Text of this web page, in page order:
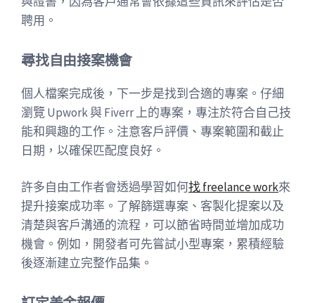
聘用。
尋找自由接案機會
個人檔案完成後，下一步是找到合適的專案。仔細
瀏覽 Upwork 與 Fiverr 上的專案，專注於符合自己技
能和興趣的工作。注意客戶評價、專案範圍和截止
日期，以確保匹配度良好。
許多自由工作者會透過學習如何找 freelance work來
提升接案成功率。了解篩選專案、客製化提案以及
清楚與客戶溝通的流程，可以節省時間並增加成功
機會。例如，開發者可先嘗試小型專案，累積經驗
後逐漸建立完整作品集。